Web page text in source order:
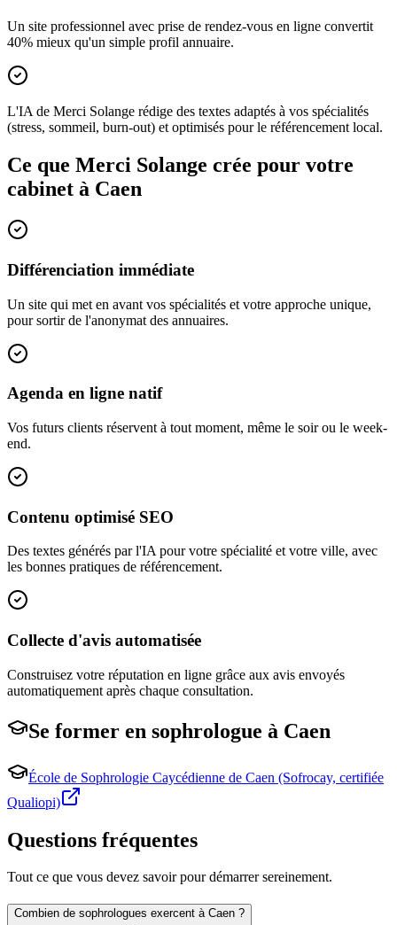
Un site professionnel avec prise de rendez-vous en ligne convertit
40% mieux qu'un simple profil annuaire.
L'IA de Merci Solange rédige des textes adaptés à vos spécialités
(stress, sommeil, burn-out) et optimisés pour le référencement local.
Ce que Merci Solange crée pour votre
cabinet à Caen
Différenciation immédiate
Un site qui met en avant vos spécialités et votre approche unique,
pour sortir de l'anonymat des annuaires.
Agenda en ligne natif
Vos futurs clients réservent à tout moment, même le soir ou le week-
end.
Contenu optimisé SEO
Des textes générés par l'IA pour votre spécialité et votre ville, avec
les bonnes pratiques de référencement.
Collecte d'avis automatisée
Construisez votre réputation en ligne grâce aux avis envoyés
automatiquement après chaque consultation.
Se former en sophrologue à Caen
École de Sophrologie Caycédienne de Caen (Sofrocay, certifiée
Qualiopi)
Questions fréquentes
Tout ce que vous devez savoir pour démarrer sereinement.
Combien de sophrologues exercent à Caen ?